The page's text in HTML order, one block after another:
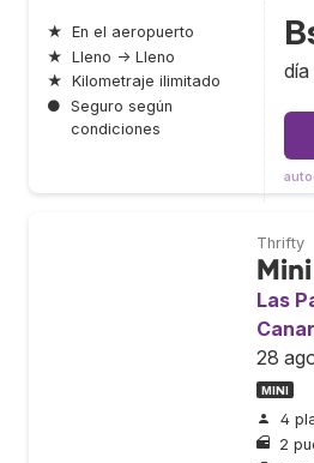
★ En el aeropuerto
★ Lleno → Lleno
★ Kilometraje ilimitado
● Seguro según
condiciones
día
Thrifty
Las
28
MINI
4
2